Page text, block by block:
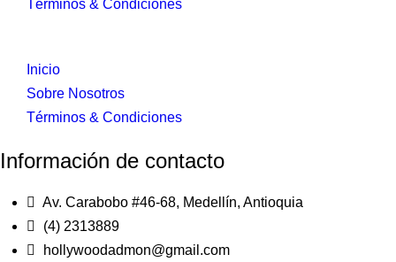
Términos & Condiciones
Inicio
Sobre Nosotros
Términos & Condiciones
Información de contacto
Av. Carabobo #46-68, Medellín, Antioquia
(4) 2313889
hollywoodadmon@gmail.com